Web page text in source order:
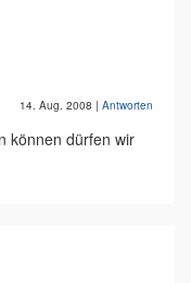
14. Aug. 2008 | Antworten
können dürfen wir